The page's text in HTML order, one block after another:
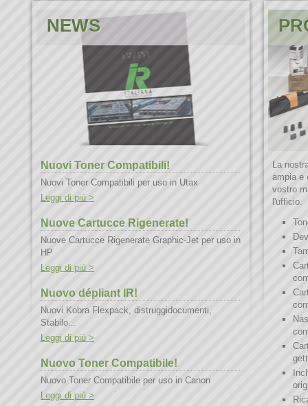
NEWS
Nuovi Toner Compatibili!
Nuovi Toner Compatibili per uso in Utax
Leggi di più >
Nuove Cartucce Rigenerate!
Nuove Cartucce Rigenerate Graphic-Jet per uso in
HP
Leggi di più >
Nuovo dépliant IR!
Nuovi Kobra Flexpack, distruggidocumenti,
Stabilo...
Leggi di più >
Nuovo Toner Compatibile!
Nuovo Toner Compatibile per uso in Canon
Leggi di più >
La
ampia e
vostro
l'ufficio.